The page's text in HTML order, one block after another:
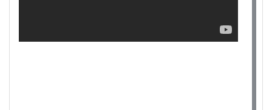
и
могут отличаться от цен в розничных магазинах-